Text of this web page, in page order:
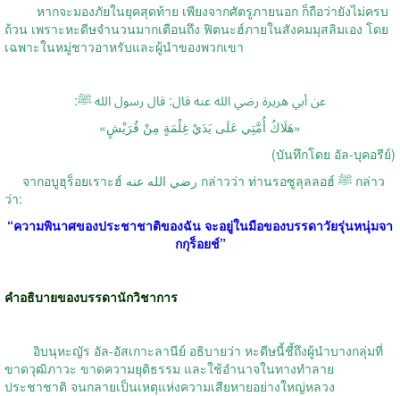
หากจะมองภัยในยุคสุดท้าย เพียงจากศัตรูภายนอก ก็ถือว่ายังไม่ครบ
ถ้วน เพราะหะดีษจำนวนมากเตือนถึง ฟิตนะฮ์ภายในสังคมมุสลิมเอง โดย
เฉพาะในหมู่ชาวอาหรับและผู้นำของพวกเขา
عن أبي هريرة رضي الله عنه قال: قال رسول الله ﷺ:
«هَلَاكُ أُمَّتِي عَلَى يَدَيْ غِلْمَةٍ مِنْ قُرَيْشٍ»
(บันทึกโดย อัล-บุคอรีย์)
จากอบูฮุร็อยเราะฮ์ رضي الله عنه กล่าวว่า ท่านรอซูลุลลอฮ์ ﷺ กล่าว
ว่า:
“ความพินาศของประชาชาติของฉัน จะอยู่ในมือของบรรดาวัยรุ่นหนุ่มจา
กกุร็อยช์”
คำอธิบายของบรรดานักวิชาการ
อิบนุหะญัร อัล-อัสเกาะลานีย์ อธิบายว่า หะดีษนี้ชี้ถึงผู้นำบางกลุ่มที่
ขาดวุฒิภาวะ ขาดความยุติธรรม และใช้อำนาจในทางทำลาย
ประชาชาติ จนกลายเป็นเหตุแห่งความเสียหายอย่างใหญ่หลวง